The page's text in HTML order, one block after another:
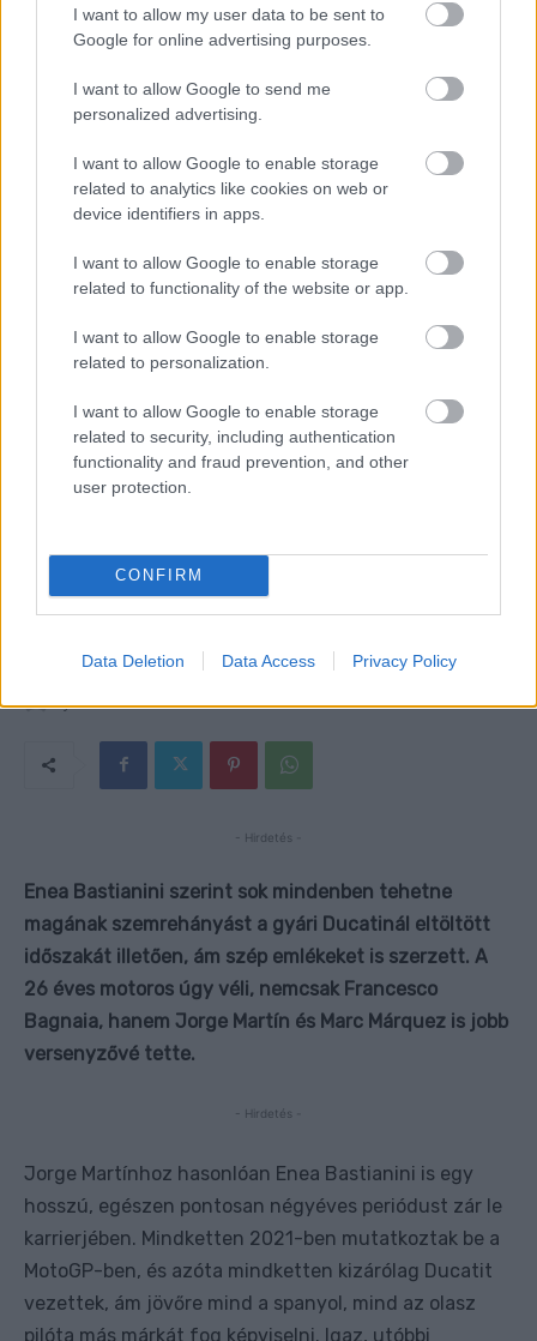
I want to allow my user data to be sent to
Google for online advertising purposes.
I want to allow Google to send me
personalized advertising.
I want to allow Google to enable storage
related to analytics like cookies on web or
device identifiers in apps.
I want to allow Google to enable storage
related to functionality of the website or app.
I want to allow Google to enable storage
related to personalization.
I want to allow Google to enable storage
related to security, including authentication
functionality and fraud prevention, and other
user protection.
CONFIRM
Data Deletion Data Access Privacy Policy